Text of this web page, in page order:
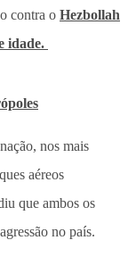
contra o Hezbollah
idade.
nos mais
aéreos
que ambos os
no país.